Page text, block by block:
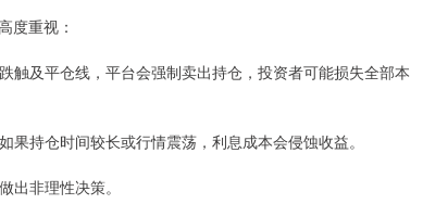
度重视：
触及平仓线，平台会强制卖出持仓，投资者可能损失全部本
持仓时间较长或行情震荡，利息成本会侵蚀收益。
出非理性决策。